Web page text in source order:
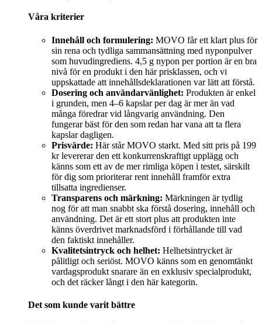
Våra kriterier
Innehåll och formulering: MOVO får ett klart plus för
sin rena och tydliga sammansättning med nyponpulver
som huvudingrediens. 4,5 g nypon per portion är en bra
nivå för en produkt i den här prisklassen, och vi
uppskattade att innehållsdeklarationen var lätt att förstå.
Dosering och användarvänlighet: Produkten är enkel
i grunden, men 4–6 kapslar per dag är mer än vad
många föredrar vid långvarig användning. Den
fungerar bäst för den som redan har vana att ta flera
kapslar dagligen.
Prisvärde: Här står MOVO starkt. Med sitt pris på 199
kr levererar den ett konkurrenskraftigt upplägg och
känns som ett av de mer rimliga köpen i testet, särskilt
för dig som prioriterar rent innehåll framför extra
tillsatta ingredienser.
Transparens och märkning: Märkningen är tydlig
nog för att man snabbt ska förstå dosering, innehåll och
användning. Det är ett stort plus att produkten inte
känns överdrivet marknadsförd i förhållande till vad
den faktiskt innehåller.
Kvalitetsintryck och helhet: Helhetsintrycket är
pålitligt och seriöst. MOVO känns som en genomtänkt
vardagsprodukt snarare än en exklusiv specialprodukt,
och det räcker långt i den här kategorin.
Det som kunde varit bättre